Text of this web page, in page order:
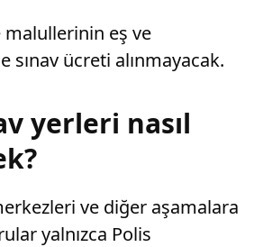
malullerinin eş ve
sınav ücreti alınmayacak.
yerleri nasıl
ve diğer aşamalara
yalnızca Polis